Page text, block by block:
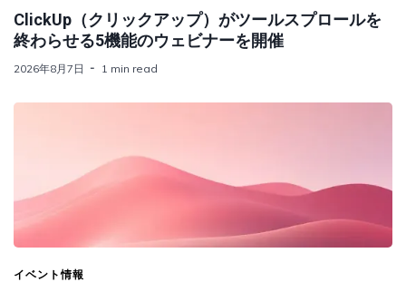
ClickUp（クリックアップ）がツールスプロールを
終わらせる5機能のウェビナーを開催
2026年8月7日 1 min read
イベント情報